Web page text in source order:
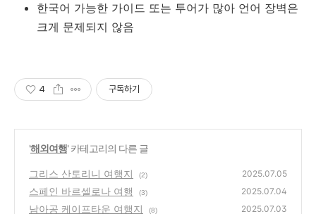
한국어 가능한 가이드 또는 투어가 많아 언어 장벽은
크게 문제되지 않음
4 구독하기
'해외여행' 카테고리의 다른 글
그리스 산토리니 여행지 (2) 2025.07.05
스페인 바르셀로나 여행 (3) 2025.07.04
남아공 케이프타운 여행지 (8) 2025.07.03